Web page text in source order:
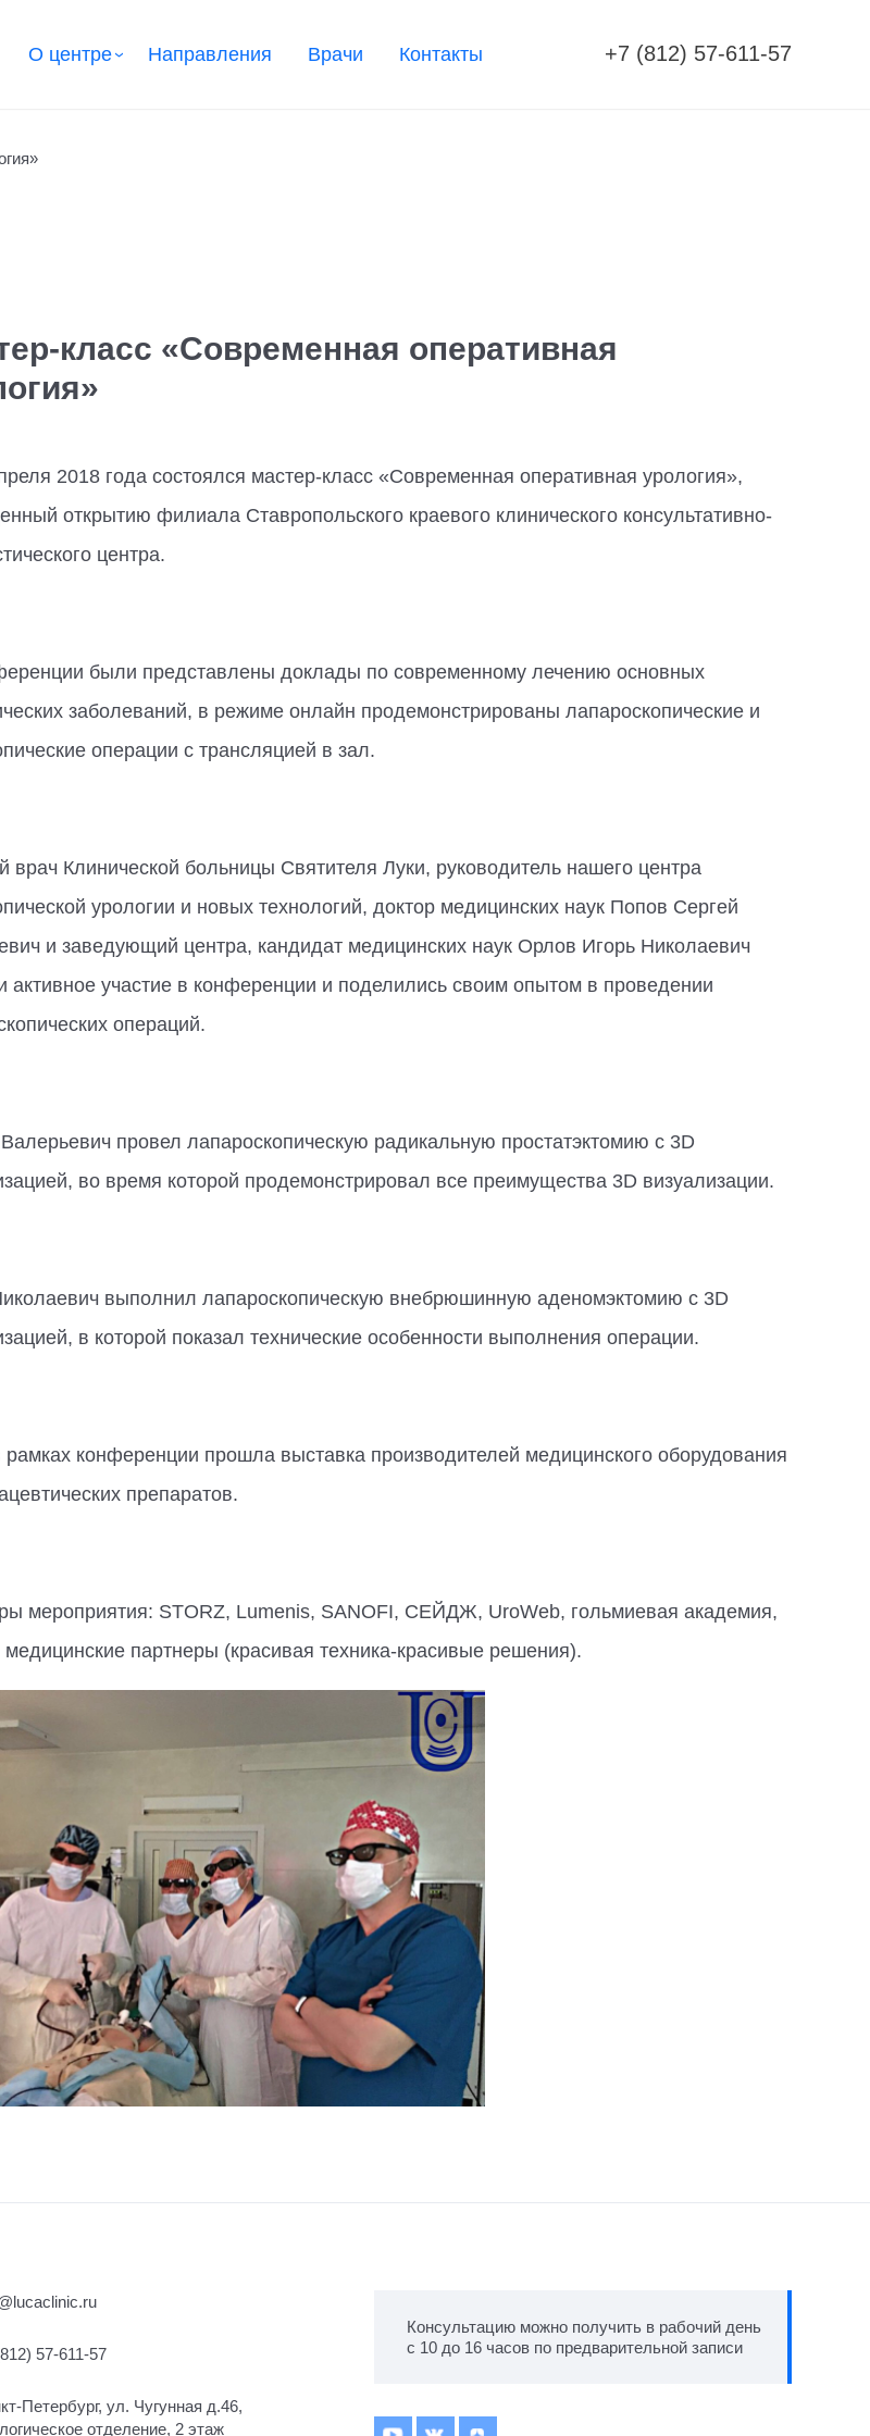
О центре Направления Врачи Контакты +7 (812) 57-611-57
класс «Современная оперативная
2018 года состоялся мастер-класс «Современная оперативная урология»,
открытию филиала Ставропольского краевого клинического консультативно-
центра.
были представлены доклады по современному лечению основных
заболеваний, в режиме онлайн продемонстрированы лапароскопические и
операции с трансляцией в зал.
врач Клинической больницы Святителя Луки, руководитель нашего центра
урологии и новых технологий, доктор медицинских наук Попов Сергей
и заведующий центра, кандидат медицинских наук Орлов Игорь Николаевич
активное участие в конференции и поделились своим опытом в проведении
операций.
провел лапароскопическую радикальную простатэктомию с 3D
во время которой продемонстрировал все преимущества 3D визуализации.
выполнил лапароскопическую внебрюшинную аденомэктомию с 3D
в которой показал технические особенности выполнения операции.
рамках конференции прошла выставка производителей медицинского оборудования
препаратов.
мероприятия: STORZ, Lumenis, SANOFI, СЕЙДЖ, UroWeb, гольмиевая академия,
медицинские партнеры (красивая техника-красивые решения).
57-611-57
Петербург, ул. Чугунная д.46,
отделение, 2 этаж
Консультацию можно получить в рабочий день
с 10 до 16 часов по предварительной записи